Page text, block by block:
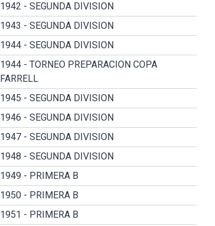
1942 - SEGUNDA DIVISION
1943 - SEGUNDA DIVISION
1944 - SEGUNDA DIVISION
1944 - TORNEO PREPARACION COPA
FARRELL
1945 - SEGUNDA DIVISION
1946 - SEGUNDA DIVISION
1947 - SEGUNDA DIVISION
1948 - SEGUNDA DIVISION
1949 - PRIMERA B
1950 - PRIMERA B
1951 - PRIMERA B